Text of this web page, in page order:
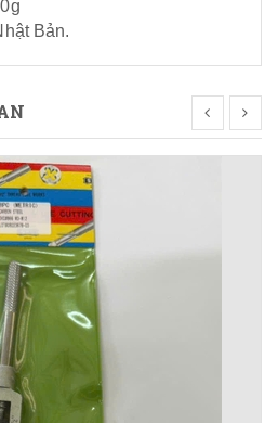
Bản.